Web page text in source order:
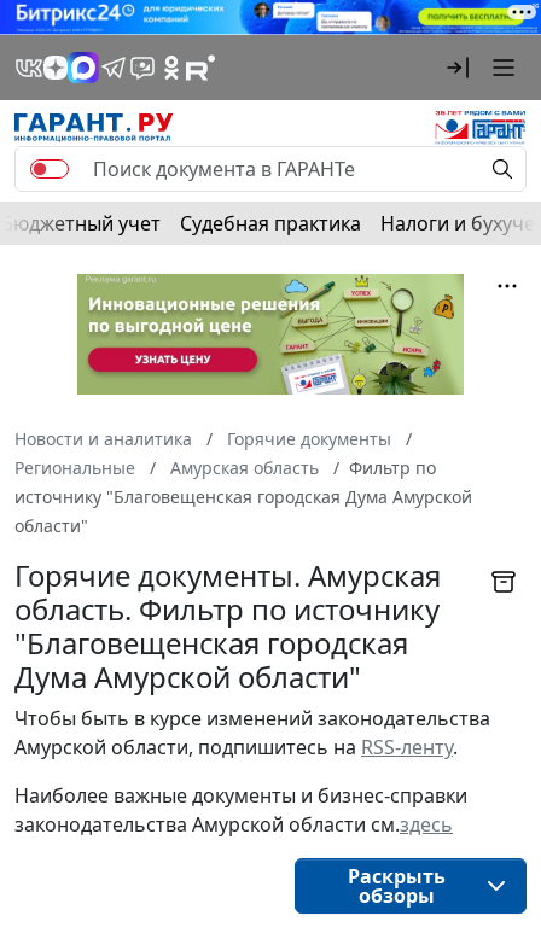
Бюджетный учет Судебная практика Налоги и
Новости и аналитика
Горячие документы
Региональные
Амурская область
Фильтр по
источнику "Благовещенская городская Дума Амурской
области"
Горячие документы. Амурская
область. Фильтр по источнику
"Благовещенская городская
Дума Амурской области"
Чтобы быть в курсе изменений законодательства
Амурской области, подпишитесь на RSS-ленту.
Наиболее важные документы и бизнес-справки
законодательства Амурской области см.здесь
Раскрыть
обзоры